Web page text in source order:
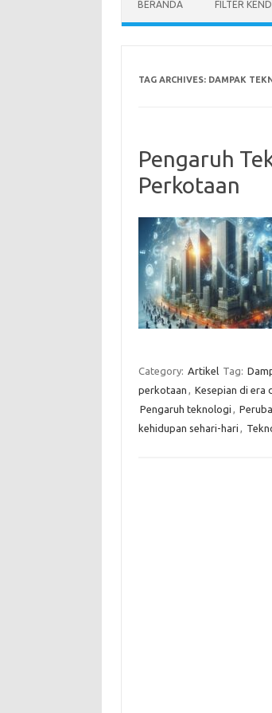
BERANDA FILTER
TAG ARCHIVES: DAMPAK
Pengaruh
Perkotaan
Category: Artikel Tag:
perkotaan , Kesepian di era
Pengaruh teknologi ,
kehidupan sehari-hari ,